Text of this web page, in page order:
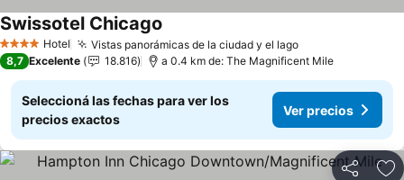
4 EstrellasHotel Vistas panorámicas de la ciudad y el lago
Swissotel Chicago
8,7 Excelente 18.816 a 0.4 km de: The Magnificent Mile
Seleccioná las fechas para ver los
precios exactos
Ver precios
Compartir